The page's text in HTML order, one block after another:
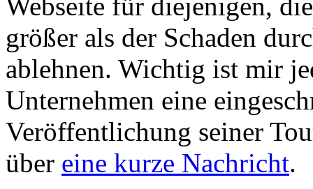
größer als der Schaden
ablehnen. Wichtig ist mir
Unternehmen eine
Veröffentlichung seiner
über eine kurze Nachricht.